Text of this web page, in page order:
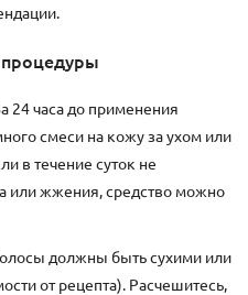
24 часа до применения
смеси на кожу за ухом или
в течение суток не
или жжения, средство можно
должны быть сухими или
от рецепта). Расчешитесь,